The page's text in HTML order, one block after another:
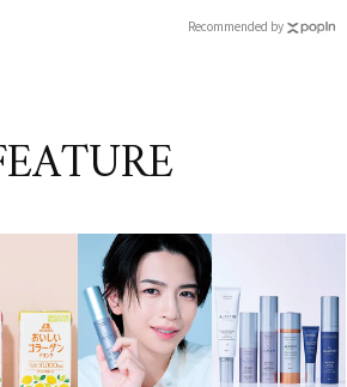
Recommended by